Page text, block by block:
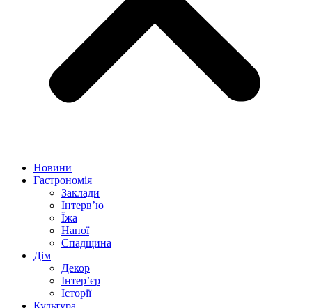
Новини
Гастрономія
Заклади
Інтерв’ю
Їжа
Напої
Спадщина
Дім
Декор
Інтер’єр
Історії
Культура